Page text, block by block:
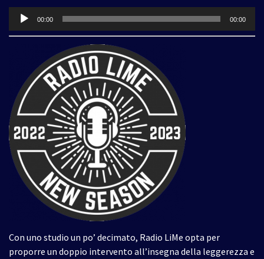
Audio
Player
00:00 00:00
Con uno studio un po’ decimato, Radio LiMe opta per
proporre un doppio intervento all’insegna della leggerezza e